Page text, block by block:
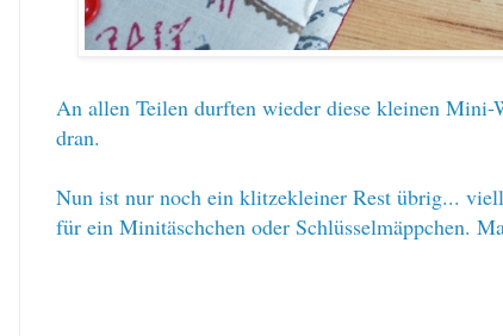
An allen Teilen durften wieder diese kleinen Mini-
dran.
Nun ist nur noch ein klitzekleiner Rest übrig...
für ein Minitäschchen oder Schlüsselmäppchen.